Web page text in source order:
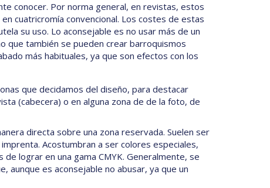
conocer. Por norma general, en revistas, estos
cuatricromía convencional. Los costes de estas
su uso. Lo aconsejable es no usar más de un
que también se pueden crear barroquismos
más habituales, ya que son efectos con los
que decidamos del diseño, para destacar
(cabecera) o en alguna zona de de la foto, de
directa sobre una zona reservada. Suelen ser
Acostumbran a ser colores especiales,
lograr en una gama CMYK. Generalmente, se
aunque es aconsejable no abusar, ya que un